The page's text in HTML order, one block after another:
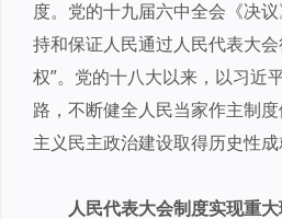
度。党的十九届六中全会《决
持和保证人民通过人民代表大
权”。党的十八大以来，以习近
路，不断健全人民当家作主制
主义民主政治建设取得历史性成
人民代表大会制度实现重